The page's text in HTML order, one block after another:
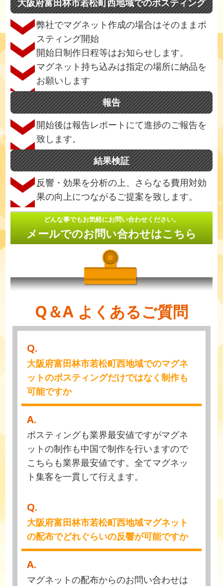
大阪府富田林市若松町西地域でのポスティング
弊社でマグネット作成の場合はそのままポ
スティング開始
開始日制作日程等はお知らせします。
マグネット持ち込みは指定の場所に納品を
お願いします
報告
開始後は報告レポートにて進捗のご報告を
致します。
結果検証
反響・効果を分析の上、さらなる費用対効
果の向上につながるご提案を致します。
どんな事でもお気軽にお問い合わせください。
メールでのお問い合わせはこちら
Q＆A よくあるご質問
Q.
大阪府富田林市若松町西地域でのマグネ
ットのポスティングだけではなく制作も
可能ですか
A.
ポスティングも業界最安値ですがマグネ
ットの制作も中国で制作を行いますので
こちらも業界最安値です。全てマグネッ
ト集客を一貫して行えます。
Q.
大阪府富田林市若松町西地域マグネット
の配布でどれぐらいの反響が可能ですか
A.
マグネットの配布からのお問い合わせは